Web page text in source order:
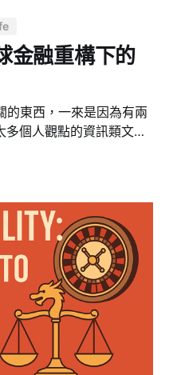
金融重構下的
東西，一來是因為有兩
個人觀點的資訊類文章
會的分享原標題是「關
以及在 Inside 的分享，結
面臨著前所未有的資產
他的關稅政策與金融新
似混亂背後的「陽謀」
進行的全球財富重分配
爾街悄然展開。 印鈔
本質上是對普通民眾的